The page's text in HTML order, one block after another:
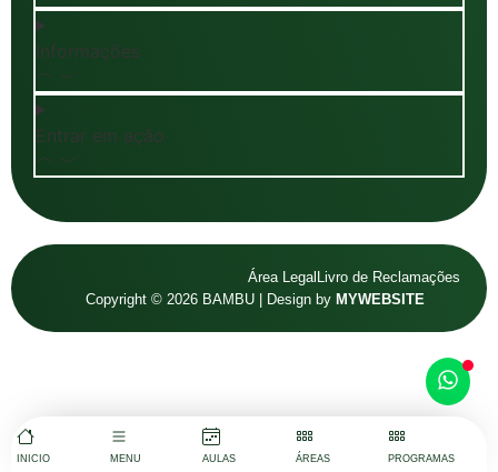
INICIO MENU AULAS ÁREAS PROGRAMAS
Informações
Entrar em ação
Copyright © 2026 BAMBU | Design by MYWEBSITE
Livro de Reclamações
Área Legal